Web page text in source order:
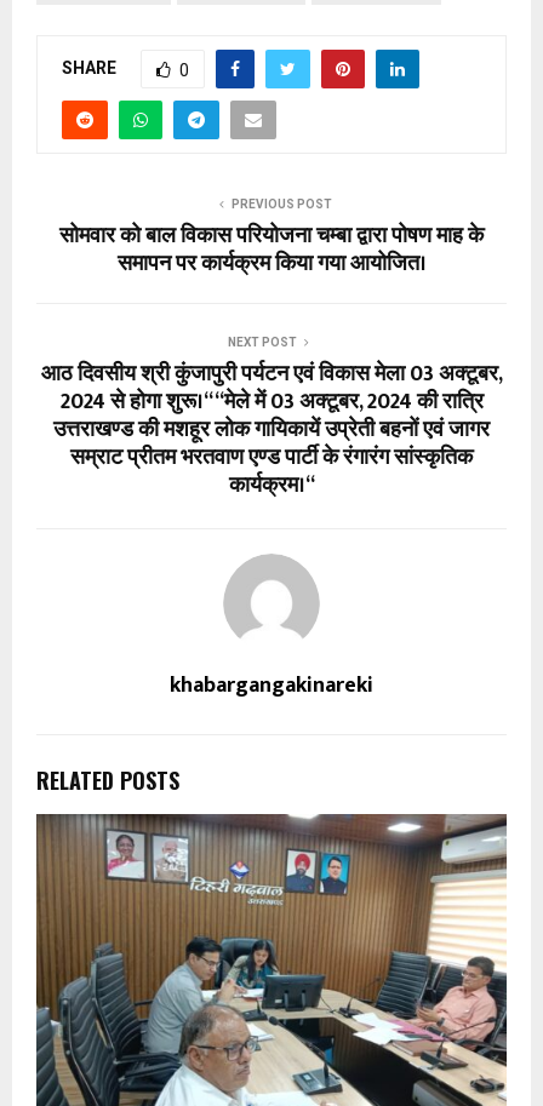
SHARE 0
PREVIOUS POST
सोमवार को बाल विकास परियोजना चम्बा द्वारा पोषण माह के
समापन पर कार्यक्रम किया गया आयोजित।
NEXT POST
आठ दिवसीय श्री कुंजापुरी पर्यटन एवं विकास मेला 03 अक्टूबर,
2024 से होगा शुरू।‘‘ ‘‘मेले में 03 अक्टूबर, 2024 की रात्रि
उत्तराखण्ड की मशहूर लोक गायिकायें उप्रेती बहनों एवं जागर
सम्राट प्रीतम भरतवाण एण्ड पार्टी के रंगारंग सांस्कृतिक
कार्यक्रम।‘‘
khabargangakinareki
RELATED POSTS